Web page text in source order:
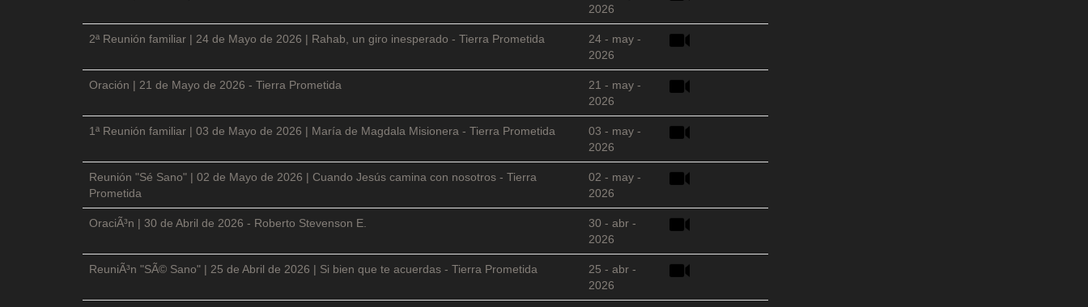
2026
2ª Reunión familiar | 24 de Mayo de 2026 | Rahab, un giro inesperado - Tierra Prometida
24 - may -
2026
Oración | 21 de Mayo de 2026 - Tierra Prometida
21 - may -
2026
1ª Reunión familiar | 03 de Mayo de 2026 | María de Magdala Misionera - Tierra Prometida
03 - may -
2026
Reunión "Sé Sano" | 02 de Mayo de 2026 | Cuando Jesús camina con nosotros - Tierra
Prometida
02 - may -
2026
OraciÃ³n | 30 de Abril de 2026 - Roberto Stevenson E.
30 - abr -
2026
ReuniÃ³n "SÃ© Sano" | 25 de Abril de 2026 | Si bien que te acuerdas - Tierra Prometida
25 - abr -
2026